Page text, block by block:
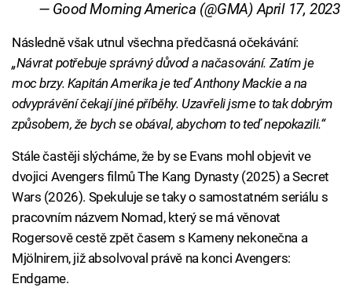
— Good Morning America (@GMA)April 17, 2023
Následně však utnul všechna předčasná očekávání:
„Návrat potřebuje správný důvod a načasování. Zatím je
moc brzy. Kapitán Amerika je teď Anthony Mackie a na
odvyprávění čekají jiné příběhy. Uzavřeli jsme to tak dobrým
způsobem, že bych se obával, abychom to teď nepokazili.“
Stále častěji slýcháme, že by se Evans mohl objevit ve
dvojici Avengers filmů The Kang Dynasty (2025) a Secret
Wars (2026). Spekuluje se taky o samostatném seriálu s
pracovním názvem Nomad, který se má věnovat
Rogersově cestě zpět časem s Kameny nekonečna a
Mjölnirem, již absolvoval právě na konci Avengers:
Endgame.